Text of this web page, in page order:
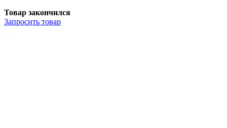
Товар закончился
Запросить товар